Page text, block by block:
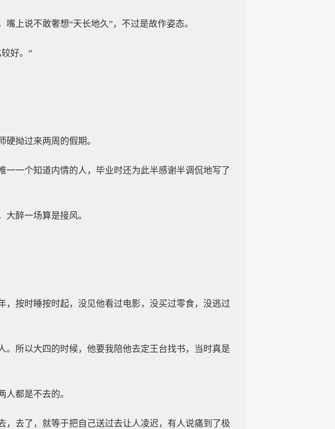
上说不敢奢想“天长地久”，不过是故作姿态。
好。”
拗过来两周的假期。
一个知道内情的人，毕业时还为此半感谢半调侃地写了
醉一场算是接风。
按时睡按时起，没见他看过电影，没买过零食，没逃过
所以大四的时候，他要我陪他去定王台找书，当时真是
都是不去的。
去了，就等于把自己送过去让人凌迟，有人说痛到了极